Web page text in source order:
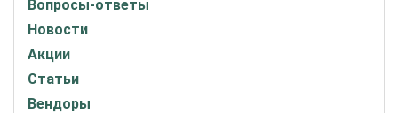
Вопросы-ответы
Новости
Акции
Статьи
Вендоры